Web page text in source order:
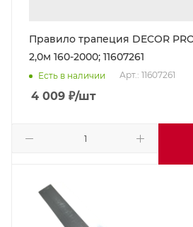
Правило трапеция DECOR
2,0м 160-2000; 11607261
Есть в наличии Арт.: 11607261
4 009 ₽/шт